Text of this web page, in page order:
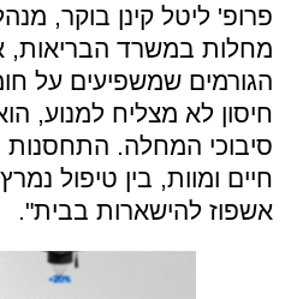
פרופ' ליטל קינן בוקר,
מחלות במשרד הבריאות,
הגורמים שמשפיעים על
חיסון לא מצליח למנוע,
סיבוכי המחלה. התחסנות
חיים ומוות, בין טיפול
אשפוז להישארות בבית".